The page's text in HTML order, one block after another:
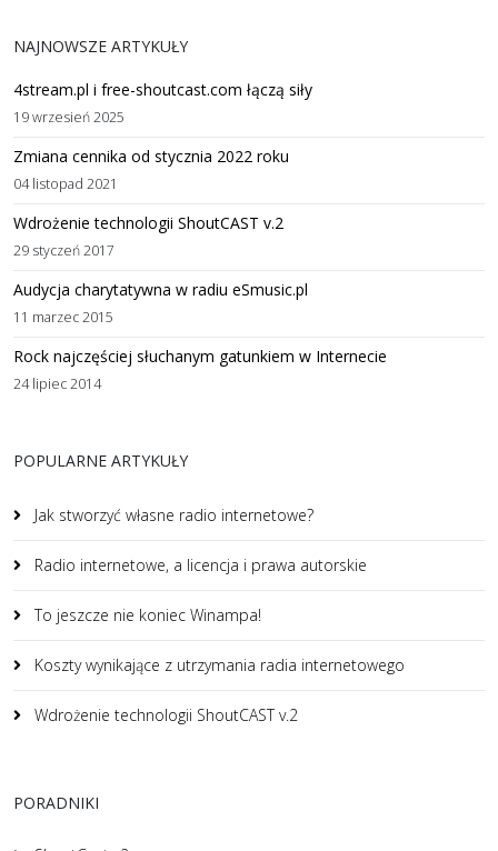
NAJNOWSZE ARTYKUŁY
4stream.pl i free-shoutcast.com łączą siły
19 wrzesień 2025
Zmiana cennika od stycznia 2022 roku
04 listopad 2021
Wdrożenie technologii ShoutCAST v.2
29 styczeń 2017
Audycja charytatywna w radiu eSmusic.pl
11 marzec 2015
Rock najczęściej słuchanym gatunkiem w Internecie
24 lipiec 2014
POPULARNE ARTYKUŁY
Jak stworzyć własne radio internetowe?
Radio internetowe, a licencja i prawa autorskie
To jeszcze nie koniec Winampa!
Koszty wynikające z utrzymania radia internetowego
Wdrożenie technologii ShoutCAST v.2
PORADNIKI